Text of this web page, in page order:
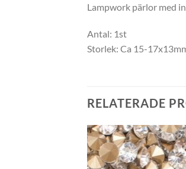
Lampwork pärlor med
Antal: 1st
Storlek: Ca 15-
RELATERADE